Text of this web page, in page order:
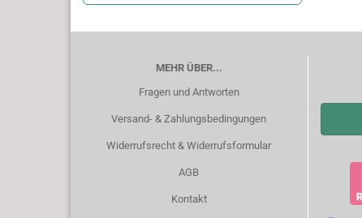
MEHR ÜBER...
Fragen und Antworten
Versand- & Zahlungsbedingungen
Widerrufsrecht & Widerrufsformular
AGB
Kontakt